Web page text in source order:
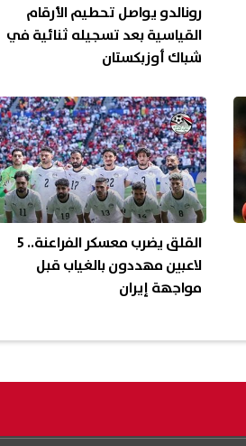
رونالدو يواصل تحطيم الأرقام
القياسية بعد تسجيله ثنائية في
شباك أوزبكستان
القلق يضرب معسكر الفراعنة.. 5
لاعبين مهددون بالغياب قبل
مواجهة إيران